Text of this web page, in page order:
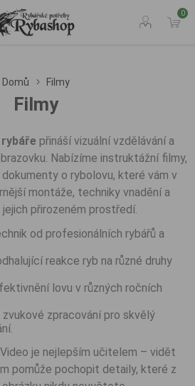
0
Domů Filmy
Filmy
přináší vizuální vzdělávání a
Nabízíme instruktážní filmy,
dokumenty o rybolovu, které vám v
montáže, techniky vnadění a
přirozeném prostředí.
od profesionálních rybářů a
reakce ryb na různé druhy
lovu v různých ročních
zpracování pro skvělý
Video je nejlepším učitelem – vidět
pomůže pochopit detaily, které z